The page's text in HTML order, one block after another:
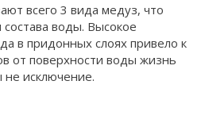
всего 3 вида медуз, что
состава воды. Высокое
в придонных слоях привело к
от поверхности воды жизнь
не исключение.